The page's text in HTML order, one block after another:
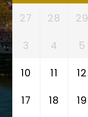
27 28 29
3
4 5
10
11 12
17
18 19